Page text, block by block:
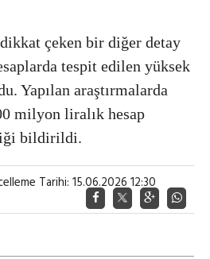
çeken bir diğer detay
tespit edilen yüksek
Yapılan araştırmalarda
milyon liralık hesap
bildirildi.
Tarihi: 15.06.2026 12:30